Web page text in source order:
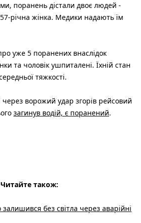
поранень дістали двоє людей -
річна жінка. Медики надають їм
уже 5 поранених внаслідок
та чоловік ушпиталені. Їхній стан
тяжкості.
через ворожий удар згорів рейсовий
загинув водій, є поранений.
Читайте також:
залишився без світла через аварійні